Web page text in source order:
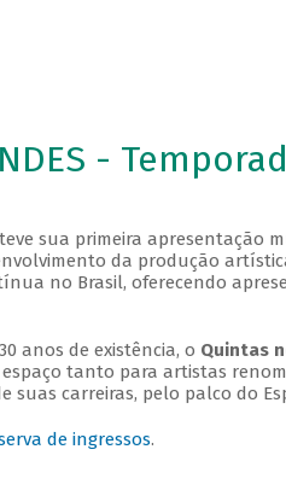
-
sua primeira apresentação
da produção
no Brasil, oferecendo
anos de existência, o Quintas
tanto para artistas
suas carreiras, pelo palco do
de ingressos.